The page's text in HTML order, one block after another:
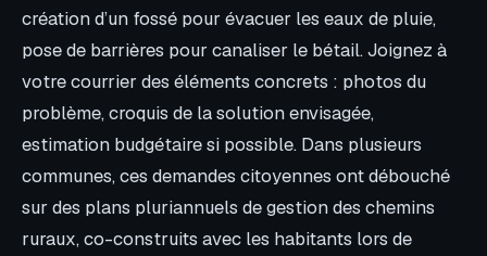
création d’un fossé pour évacuer les eaux de pluie,
pose de barrières pour canaliser le bétail. Joignez à
votre courrier des éléments concrets : photos du
problème, croquis de la solution envisagée,
estimation budgétaire si possible. Dans plusieurs
communes, ces demandes citoyennes ont débouché
sur des plans pluriannuels de gestion des chemins
ruraux, co-construits avec les habitants lors de